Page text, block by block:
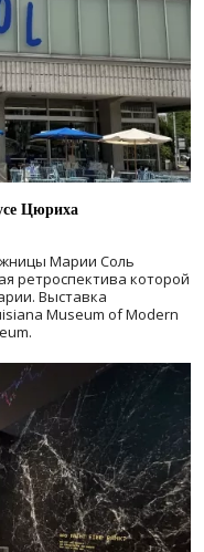
Цюриха
Марии Соль
ретроспектива которой
Выставка
Museum of Modern